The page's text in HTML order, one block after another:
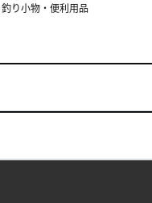
釣り小物・便利用品